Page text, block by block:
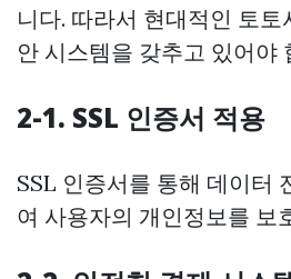
니다. 따라서 현대적인 토
안 시스템을 갖추고 있어야
2-1. SSL 인증서 적용
SSL 인증서를 통해 데이터
여 사용자의 개인정보를 보